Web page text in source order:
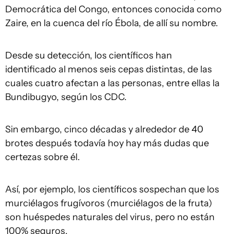
Democrática del Congo, entonces conocida como
Zaire, en la cuenca del río Ébola, de allí su nombre.
Desde su detección, los científicos han
identificado al menos seis cepas distintas, de las
cuales cuatro afectan a las personas, entre ellas la
Bundibugyo, según los CDC.
Sin embargo, cinco décadas y alrededor de 40
brotes después todavía hoy hay más dudas que
certezas sobre él.
Así, por ejemplo, los científicos sospechan que los
murciélagos frugívoros (murciélagos de la fruta)
son huéspedes naturales del virus, pero no están
100% seguros.